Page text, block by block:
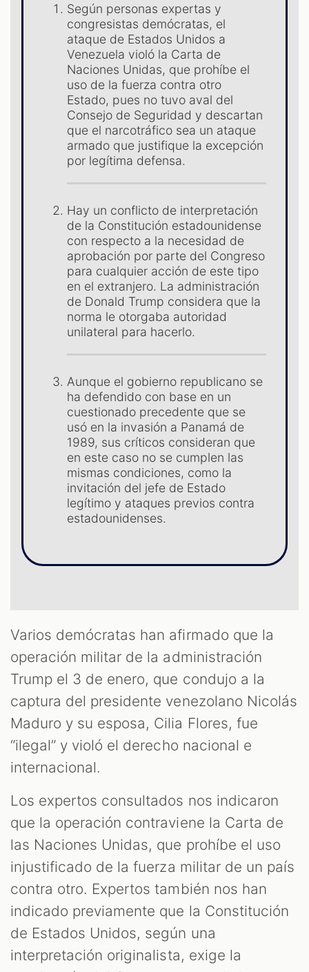
Según personas expertas y
congresistas demócratas, el
ataque de Estados Unidos a
Venezuela violó la Carta de
Naciones Unidas, que prohíbe el
uso de la fuerza contra otro
Estado, pues no tuvo aval del
Consejo de Seguridad y descartan
que el narcotráfico sea un ataque
armado que justifique la excepción
por legítima defensa.
Hay un conflicto de interpretación
de la Constitución estadounidense
con respecto a la necesidad de
aprobación por parte del Congreso
para cualquier acción de este tipo
en el extranjero. La administración
de Donald Trump considera que la
norma le otorgaba autoridad
unilateral para hacerlo.
Aunque el gobierno republicano se
ha defendido con base en un
cuestionado precedente que se
usó en la invasión a Panamá de
1989, sus críticos consideran que
en este caso no se cumplen las
mismas condiciones, como la
invitación del jefe de Estado
legítimo y ataques previos contra
estadounidenses.
Varios demócratas han afirmado que la
operación militar de la administración
Trump el 3 de enero, que condujo a la
captura del presidente venezolano Nicolás
Maduro y su esposa, Cilia Flores, fue
“ilegal” y violó el derecho nacional e
internacional.
Los expertos consultados nos indicaron
que la operación contraviene la Carta de
las Naciones Unidas, que prohíbe el uso
injustificado de la fuerza militar de un país
contra otro. Expertos también nos han
indicado previamente que la Constitución
de Estados Unidos, según una
interpretación originalista, exige la